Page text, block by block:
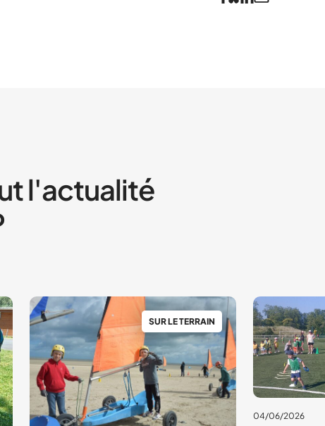
l'actualité
SUR LE TERRAIN
04/06/2026